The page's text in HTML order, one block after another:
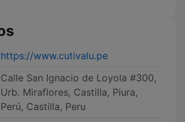
https://www.cutivalu.pe
Calle San Ignacio de Loyola #300,
Urb. Miraflores, Castilla, Piura,
Perú, Castilla, Peru